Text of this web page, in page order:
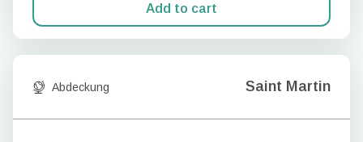
Add to cart
Abdeckung Saint Martin